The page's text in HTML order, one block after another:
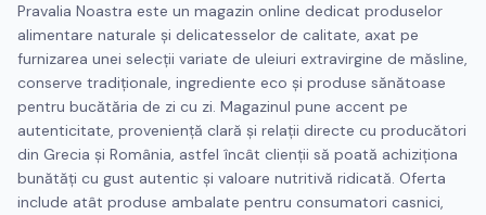
Pravalia Noastra este un magazin online dedicat produselor
alimentare naturale și delicatesselor de calitate, axat pe
furnizarea unei selecții variate de uleiuri extravirgine de măsline,
conserve tradiționale, ingrediente eco și produse sănătoase
pentru bucătăria de zi cu zi. Magazinul pune accent pe
autenticitate, proveniență clară și relații directe cu producători
din Grecia și România, astfel încât clienții să poată achiziționa
bunătăți cu gust autentic și valoare nutritivă ridicată. Oferta
include atât produse ambalate pentru consumatori casnici,